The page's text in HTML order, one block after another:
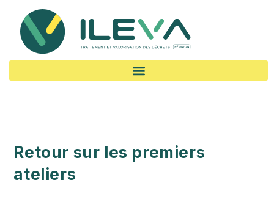
Retour sur les premiers
ateliers